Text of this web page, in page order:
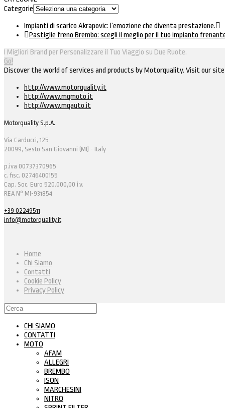
Categorie
Impianti di scarico Akrapovic: l’emozione che diventa prestazione.
Pastiglie freno Brembo: scegli il meglio per il tuo impianto
I Migliori Brand per Personalizzare il Tuo Viaggio su Due Ruote.
Go!
Discover the world of services and products by Motorquality. Visit our
http://www.motorquality.it
http://www.mqmoto.it
http://www.mqauto.it
Motorquality S.p.A.
Via Carducci, 125
20099, Sesto San Giovanni (MI) - Italy
p.iva 00737370965
c. fisc. 02746400155
Cap. Soc. Euro 520.000,00 i.v.
REA N° MI-931854
+39 02249511
info@motorquality.it
Home
Chi Siamo
Contatti
Cookie Policy
Privacy Policy
CHI SIAMO
CONTATTI
MOTO
AFAM
ALLEGRI
BREMBO
ISON
MARCHESINI
NITRO